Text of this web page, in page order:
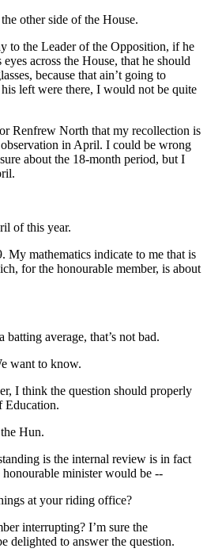
other side of the House.
to the Leader of the Opposition, if he
across the House, that he should
because that ain’t going to
left were there, I would not be quite
Renfrew North that my recollection is
in April. I could be wrong
about the 18-month period, but I
of this year.
My mathematics indicate to me that is
for the honourable member, is about
batting average, that’s not bad.
want to know.
I think the question should properly
Education.
Hun.
is the internal review is in fact
minister would be --
at your riding office?
interrupting? I’m sure the
delighted to answer the question.